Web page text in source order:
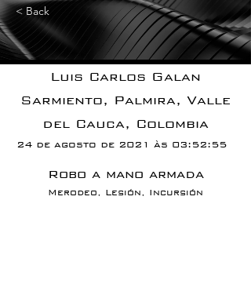
< Back
Luis Carlos Galan
Sarmiento, Palmira, Valle
del Cauca, Colombia
24 de agosto de 2021 às 03:52:55
Robo a mano armada
Merodeo, Lesión, Incursión